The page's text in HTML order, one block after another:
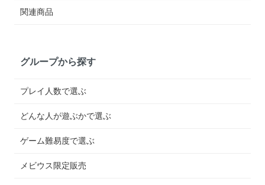
関連商品
グループから探す
プレイ人数で選ぶ
どんな人が遊ぶかで選ぶ
ゲーム難易度で選ぶ
メビウス限定販売